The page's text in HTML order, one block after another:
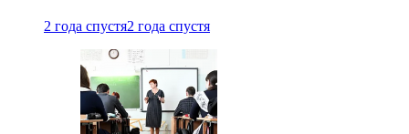
2 года спустя2 года спустя